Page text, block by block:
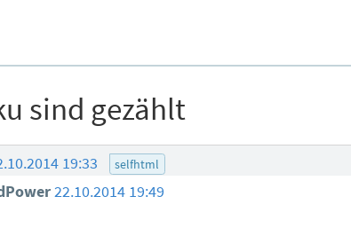
sind gezählt
19:33 selfhtml
22.10.2014 19:49